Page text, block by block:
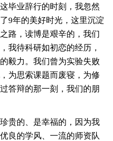
毕业辞行的时刻，我忽然
9年的美好时光，这里沉淀
路，读博是艰辛的，我们
我待科研如初恋的经历，
毅力。我们曾为实验失败
为思索课题而废寝，为修
答辩的那一刻，我们的朋
贵的、是幸福的，因为我
良的学风、一流的师资队